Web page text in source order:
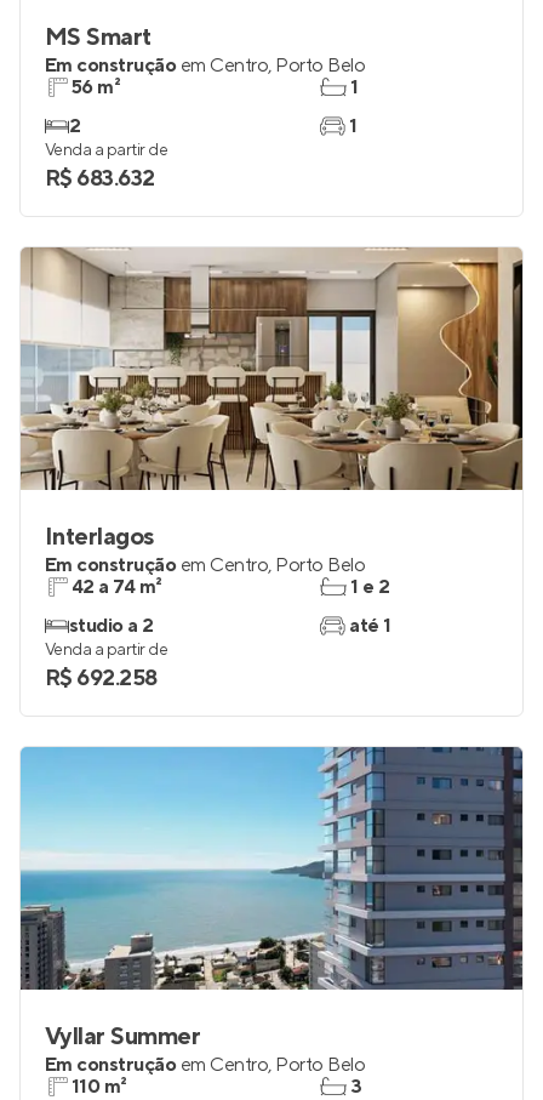
MS Smart
Em construção em Centro, Porto Belo
56 m²
2
1
1
Venda a partir de
R$ 683.632
Interlagos
Em construção em Centro, Porto Belo
42 a 74 m²
studio a 2
1 e 2
até 1
Venda a partir de
R$ 692.258
Vyllar Summer
Em construção em Centro, Porto Belo
110 m²
3